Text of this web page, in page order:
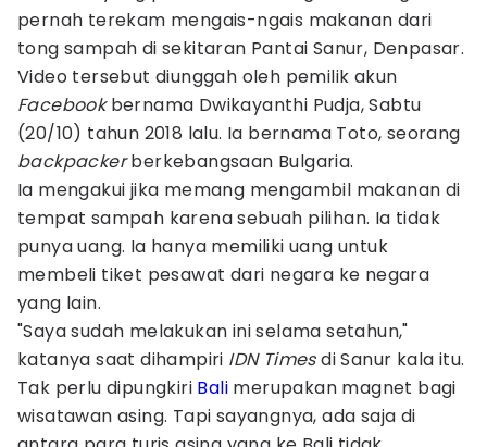
pernah terekam mengais-ngais makanan dari
tong sampah di sekitaran Pantai Sanur, Denpasar.
Video tersebut diunggah oleh pemilik akun
Facebookbernama Dwikayanthi Pudja, Sabtu
(20/10) tahun 2018 lalu. Ia bernama Toto, seorang
backpackerberkebangsaan Bulgaria.
Ia mengakui jika memang mengambil makanan di
tempat sampah karena sebuah pilihan. Ia tidak
punya uang. Ia hanya memiliki uang untuk
membeli tiket pesawat dari negara ke negara
yang lain.
"Saya sudah melakukan ini selama setahun,"
katanya saat dihampiri IDN Timesdi Sanur kala itu.
Tak perlu dipungkiri Bali merupakan magnet bagi
wisatawan asing. Tapi sayangnya, ada saja di